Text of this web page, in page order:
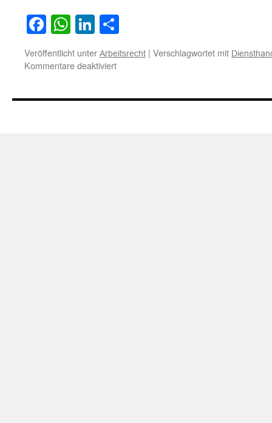
Facebook
WhatsApp
LinkedIn
Veröffentlicht unter Arbeitsrecht | Verschlagwortet mit
Kommentare deaktiviertfür
für